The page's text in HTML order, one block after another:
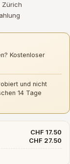
Zürich
Kostenloser
und nicht
14 Tage
CHF 17.50
CHF 27.50